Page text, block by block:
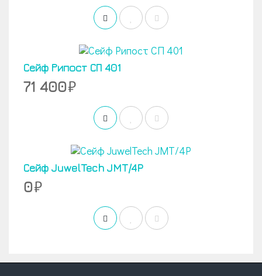
Сейф Рипост СП 401
71 400
Сейф JuwelTech JMT/4P
0